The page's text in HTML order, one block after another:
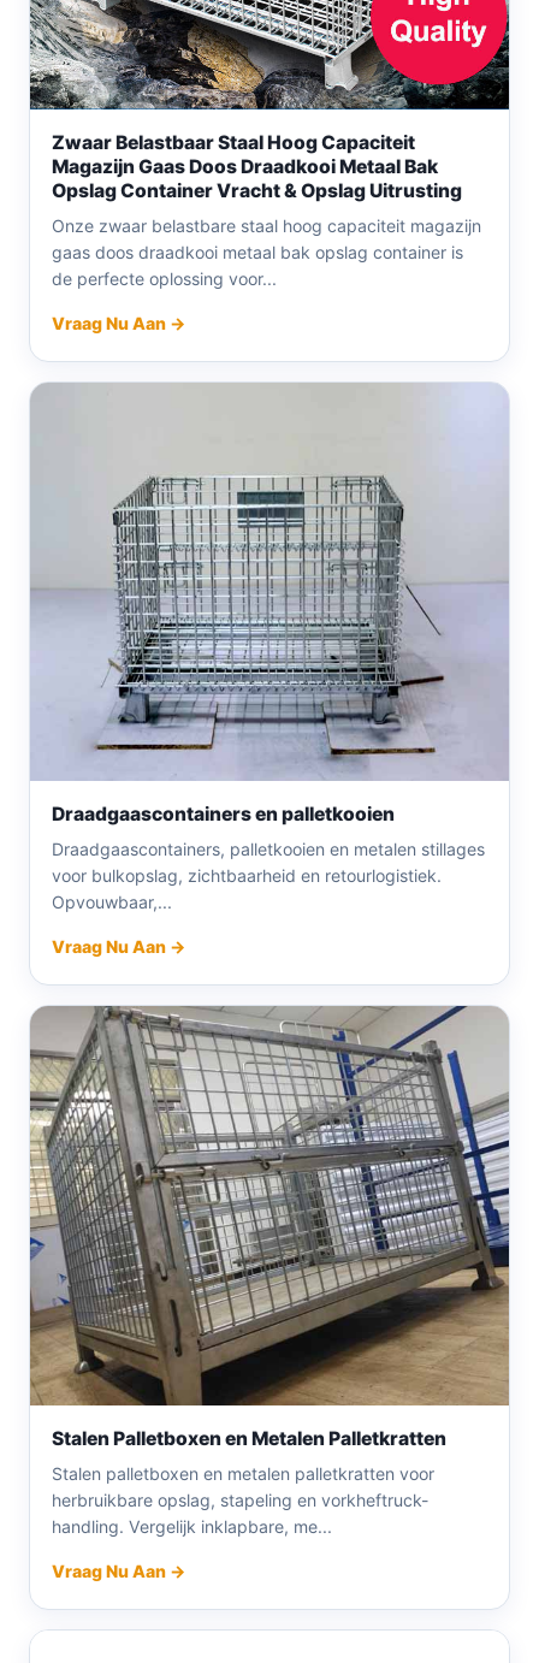
Zwaar Belastbaar Staal Hoog Capaciteit
Magazijn Gaas Doos Draadkooi Metaal Bak
Opslag Container Vracht & Opslag Uitrusting
Onze zwaar belastbare staal hoog capaciteit magazijn
gaas doos draadkooi metaal bak opslag container is
de perfecte oplossing voor...
Vraag Nu Aan →
Draadgaascontainers en palletkooien
Draadgaascontainers, palletkooien en metalen stillages
voor bulkopslag, zichtbaarheid en retourlogistiek.
Opvouwbaar,...
Vraag Nu Aan →
Stalen Palletboxen en Metalen Palletkratten
Stalen palletboxen en metalen palletkratten voor
herbruikbare opslag, stapeling en vorkheftruck-
handling. Vergelijk inklapbare, me...
Vraag Nu Aan →